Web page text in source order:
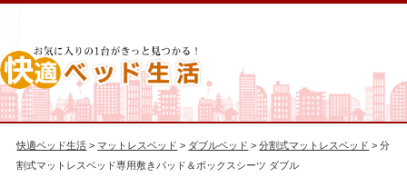
快適ベッド生活 > マットレスベッド > ダブルベッド >分割式マットレスベッド > 分
割式マットレスベッド専用敷きパッド＆ボックスシーツ ダブル